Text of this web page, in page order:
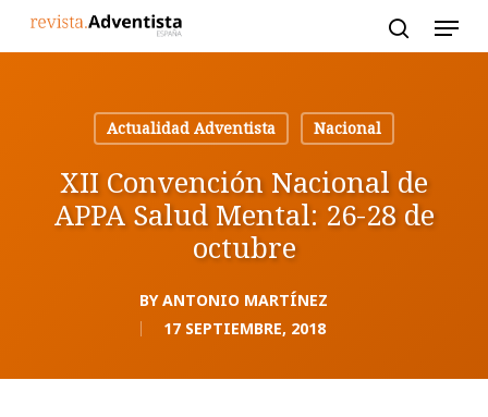
Actualidad Adventista
Nacional
XII Convención Nacional de
APPA Salud Mental: 26-28 de
octubre
BY ANTONIO MARTÍNEZ
17 SEPTIEMBRE, 2018